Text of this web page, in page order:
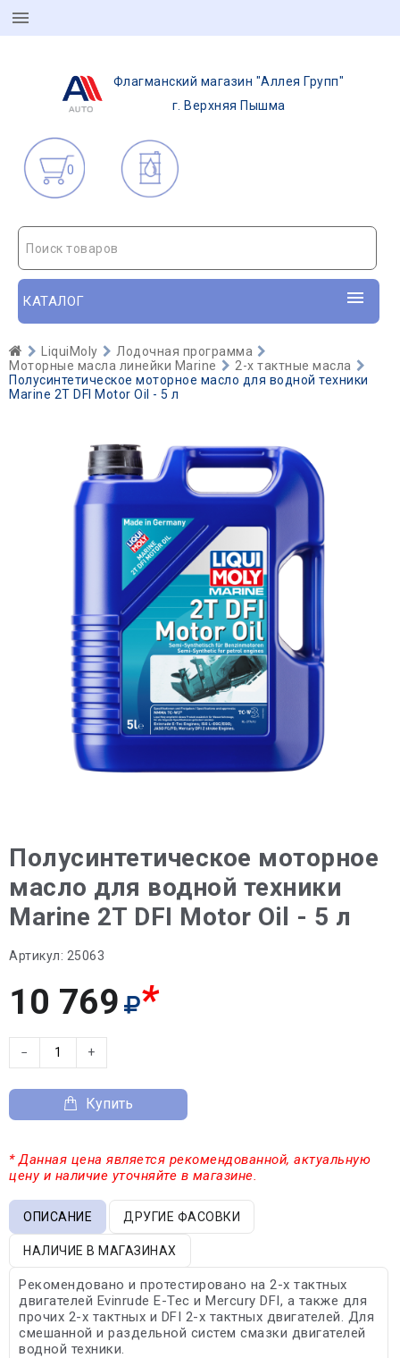
Флагманский магазин "Аллея Групп"
г. Верхняя Пышма
0
Поиск товаров
КАТАЛОГ
LiquiMoly
Лодочная программа
Моторные масла линейки Marine
2-х тактные масла
Полусинтетическое моторное масло для водной техники
Marine 2T DFI Motor Oil - 5 л
Полусинтетическое моторное
масло для водной техники
Marine 2T DFI Motor Oil - 5 л
Артикул: 25063
10 769 *
− +
Купить
* Данная цена является рекомендованной, актуальную
цену и наличие уточняйте в магазине.
ОПИСАНИЕ ДРУГИЕ ФАСОВКИ
НАЛИЧИЕ В МАГАЗИНАХ
Рекомендовано и протестировано на 2-х тактных
двигателей Evinrude E-Tec и Mercury DFI, а также для
прочих 2-х тактных и DFI 2-х тактных двигателей. Для
смешанной и раздельной систем смазки двигателей
водной техники.